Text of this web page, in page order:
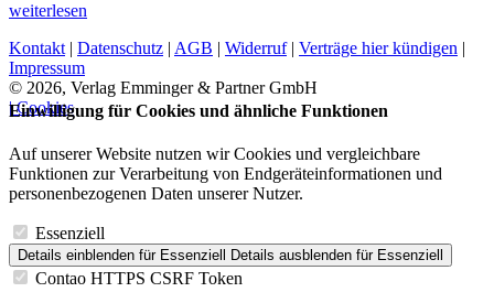
weiterlesen
Kontakt | Datenschutz | AGB | Widerruf| Verträge hier kündigen |
Impressum
© 2026, Verlag Emminger & Partner GmbH
| Cookies
Einwilligung für Cookies und ähnliche Funktionen
Auf unserer Website nutzen wir Cookies und vergleichbare
Funktionen zur Verarbeitung von Endgeräteinformationen und
personenbezogenen Daten unserer Nutzer.
Essenziell
Details einblenden für Essenziell Details ausblenden für Essenziell
Contao HTTPS CSRF Token